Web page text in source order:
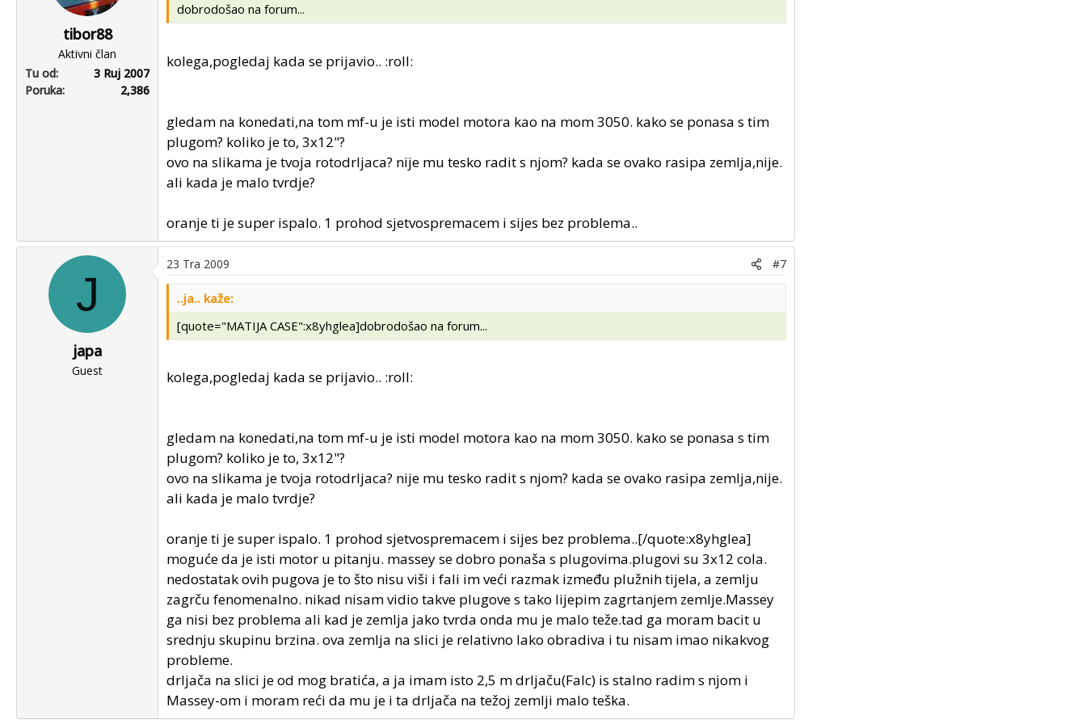
tibor88
Aktivni član
Tu od
3 Ruj 2007
Poruka
2,386
dobrodošao na forum...
kolega,pogledaj kada se prijavio.. :roll:
gledam na konedati,na tom mf-u je isti model motora kao na mom 3050. kako se ponasa s tim
plugom? koliko je to, 3x12"?
ovo na slikama je tvoja rotodrljaca? nije mu tesko radit s njom? kada se ovako rasipa zemlja,nije.
ali kada je malo tvrdje?
oranje ti je super ispalo. 1 prohod sjetvospremacem i sijes bez problema..
J
japa
Guest
23 Tra 2009 #7
..ja.. kaže:
[quote="MATIJA CASE":x8yhglea]dobrodošao na forum...
kolega,pogledaj kada se prijavio.. :roll:
gledam na konedati,na tom mf-u je isti model motora kao na mom 3050. kako se ponasa s tim
plugom? koliko je to, 3x12"?
ovo na slikama je tvoja rotodrljaca? nije mu tesko radit s njom? kada se ovako rasipa zemlja,nije.
ali kada je malo tvrdje?
oranje ti je super ispalo. 1 prohod sjetvospremacem i sijes bez problema..[/quote:x8yhglea]
moguće da je isti motor u pitanju. massey se dobro ponaša s plugovima.plugovi su 3x12 cola.
nedostatak ovih pugova je to što nisu viši i fali im veći razmak između plužnih tijela, a zemlju
zagrču fenomenalno. nikad nisam vidio takve plugove s tako lijepim zagrtanjem zemlje.Massey
ga nisi bez problema ali kad je zemlja jako tvrda onda mu je malo teže.tad ga moram bacit u
srednju skupinu brzina. ova zemlja na slici je relativno lako obradiva i tu nisam imao nikakvog
probleme.
drljača na slici je od mog bratića, a ja imam isto 2,5 m drljaču(Falc) is stalno radim s njom i
Massey-om i moram reći da mu je i ta drljača na težoj zemlji malo teška.